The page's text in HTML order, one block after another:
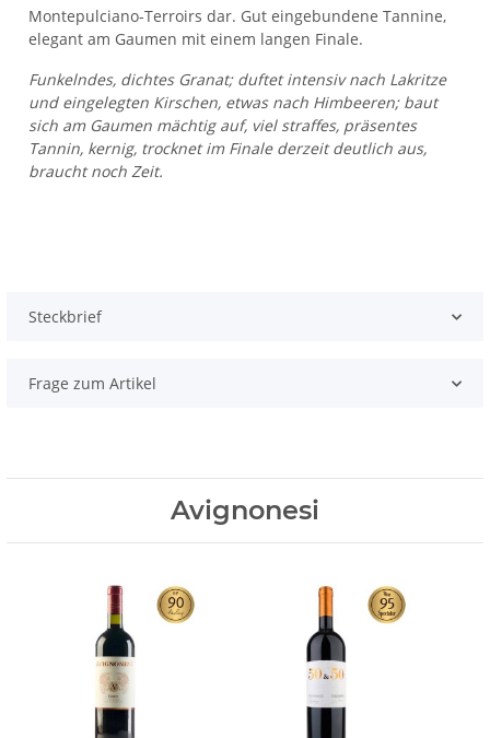
Montepulciano-Terroirs dar. Gut eingebundene Tannine,
elegant am Gaumen mit einem langen Finale.
Funkelndes, dichtes Granat; duftet intensiv nach Lakritze
und eingelegten Kirschen, etwas nach Himbeeren; baut
sich am Gaumen mächtig auf, viel straffes, präsentes
Tannin, kernig, trocknet im Finale derzeit deutlich aus,
braucht noch Zeit.
Steckbrief
Frage zum Artikel
Avignonesi